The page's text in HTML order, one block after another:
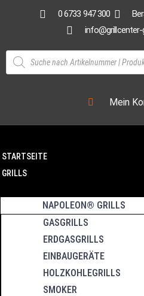
0 6733 947 300
Mein
STARTSEITE
GRILLS
NAPOLEON® GRILLS
GASGRILLS
ERDGASGRILLS
EINBAUGERÄTE
HOLZKOHLEGRILLS
SMOKER